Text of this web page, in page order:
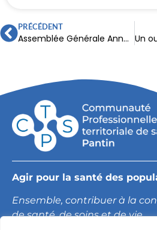
PRÉCÉDENT
Assemblée Générale Annuelle de la CPTS de Pantin
Agir pour la santé des
Ensemble, contribuer à la
de santé, de soins et de vie